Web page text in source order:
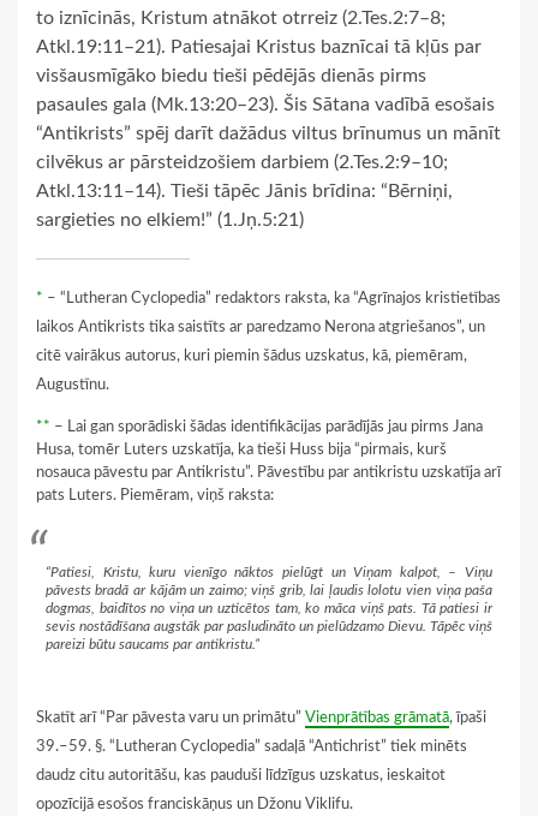
to iznīcinās, Kristum atnākot otrreiz (2.Tes.2:7–8;
Atkl.19:11–21). Patiesajai Kristus baznīcai tā kļūs par
visšausmīgāko biedu tieši pēdējās dienās pirms
pasaules gala (Mk.13:20–23). Šis Sātana vadībā esošais
“Antikrists” spēj darīt dažādus viltus brīnumus un mānīt
cilvēkus ar pārsteidzošiem darbiem (2.Tes.2:9–10;
Atkl.13:11–14). Tieši tāpēc Jānis brīdina: “Bērniņi,
sargieties no elkiem!” (1.Jņ.5:21)
* – “Lutheran Cyclopedia” redaktors raksta, ka “Agrīnajos kristietības
laikos Antikrists tika saistīts ar paredzamo Nerona atgriešanos”, un
citē vairākus autorus, kuri piemin šādus uzskatus, kā, piemēram,
Augustīnu.
** – Lai gan sporādiski šādas identifikācijas parādījās jau pirms Jana
Husa, tomēr Luters uzskatīja, ka tieši Huss bija “pirmais, kurš
nosauca pāvestu par Antikristu”. Pāvestību par antikristu uzskatīja arī
pats Luters. Piemēram, viņš raksta:
“Patiesi, Kristu, kuru vienīgo nāktos pielūgt un Viņam kalpot, – Viņu
pāvests bradā ar kājām un zaimo; viņš grib, lai ļaudis lolotu vien viņa paša
dogmas, baidītos no viņa un uzticētos tam, ko māca viņš pats. Tā patiesi ir
sevis nostādīšana augstāk par pasludināto un pielūdzamo Dievu. Tāpēc viņš
pareizi būtu saucams par antikristu.”
Skatīt arī “Par pāvesta varu un primātu” Vienprātības grāmatā, īpaši
39.–59. §. “Lutheran Cyclopedia” sadaļā “Antichrist” tiek minēts
daudz citu autoritāšu, kas pauduši līdzīgus uzskatus, ieskaitot
opozīcijā esošos franciskāņus un Džonu Viklifu.